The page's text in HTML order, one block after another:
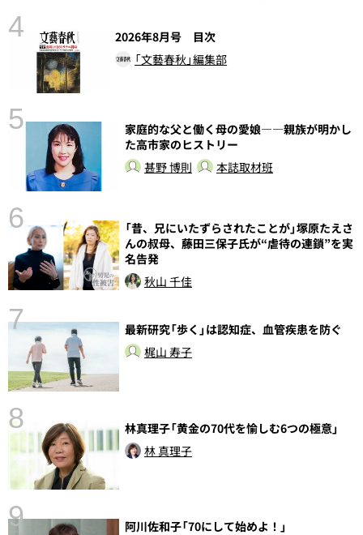
4
2026年8月号 目次
「文藝春秋」編集部
5
家庭的な父と働く母の愛娘――親族が明かし
た高市家のヒストリー
甚野 博則
本誌取材班
6
「昔、兄にいたずらされたことが」塚原たえさ
んの叔母、藤田三保子氏が“虐待の連鎖”を実
名告発
秋山 千佳
7
最新研究「歩く」は認知症、血管疾患を防ぐ
梶山 寿子
8
林真理子「黄金の70代を愉しむ6つの極意」
林 真理子
9
阿川佐和子「70にして始めよ！」